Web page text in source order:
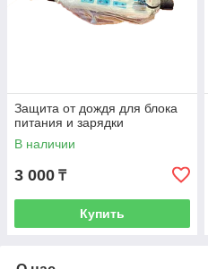
Защита от дождя для блока
питания и зарядки
В наличии
3 000 ₸
Купить